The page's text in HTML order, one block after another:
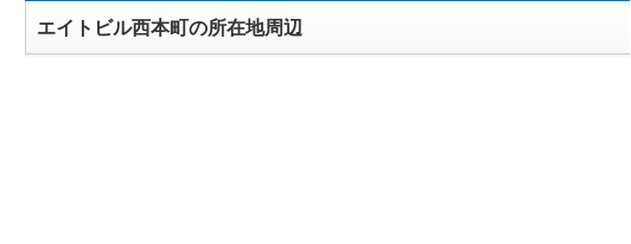
エイトビル西本町の所在地周辺